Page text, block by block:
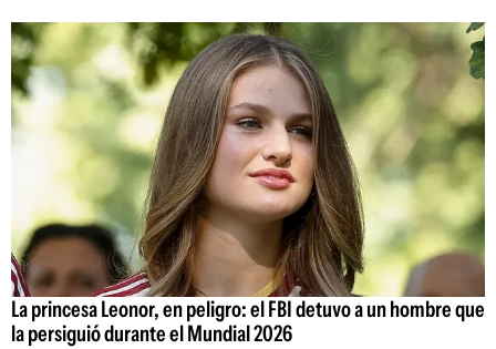
La princesa Leonor, en peligro: el FBI detuvo a un hombre que
la persiguió durante el Mundial 2026